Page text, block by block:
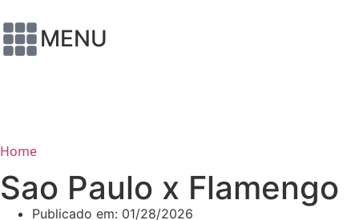
MENU
Home
Sao Paulo x Flamengo
Publicado em: 01/28/2026